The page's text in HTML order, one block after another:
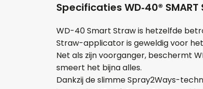
Specificaties WD‑40® SMART
WD-40 Smart Straw is hetzelfde
Straw-applicator is geweldig voor
Net als zijn voorganger, beschermt
smeert het bijna alles.
Dankzij de slimme Spray2Ways-